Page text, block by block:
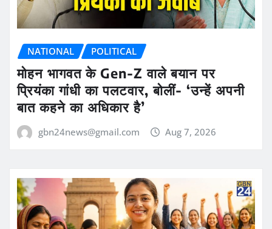
NATIONAL POLITICAL
मोहन भागवत के Gen-Z वाले बयान पर
प्रियंका गांधी का पलटवार, बोलीं- ‘उन्हें अपनी
बात कहने का अधिकार है’
gbn24news@gmail.com Aug 7, 2026